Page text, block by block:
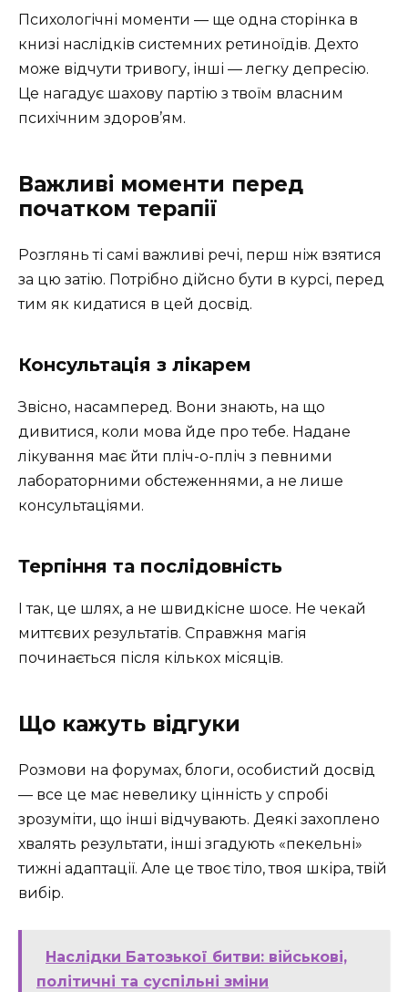
Психологічні моменти — ще одна сторінка в
книзі наслідків системних ретиноїдів. Дехто
може відчути тривогу, інші — легку депресію.
Це нагадує шахову партію з твоїм власним
психічним здоров’ям.
Важливі моменти перед
початком терапії
Розглянь ті самі важливі речі, перш ніж взятися
за цю затію. Потрібно дійсно бути в курсі, перед
тим як кидатися в цей досвід.
Консультація з лікарем
Звісно, насамперед. Вони знають, на що
дивитися, коли мова йде про тебе. Надане
лікування має йти пліч-о-пліч з певними
лабораторними обстеженнями, а не лише
консультаціями.
Терпіння та послідовність
І так, це шлях, а не швидкісне шосе. Не чекай
миттєвих результатів. Справжня магія
починається після кількох місяців.
Що кажуть відгуки
Розмови на форумах, блоги, особистий досвід
— все це має невелику цінність у спробі
зрозуміти, що інші відчувають. Деякі захоплено
хвалять результати, інші згадують «пекельні»
тижні адаптації. Але це твоє тіло, твоя шкіра, твій
вибір.
Наслідки Батозької битви: військові,
політичні та суспільні зміни